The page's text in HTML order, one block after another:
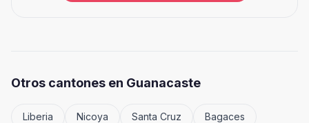
Otros cantones en Guanacaste
Liberia Nicoya Santa Cruz Bagaces